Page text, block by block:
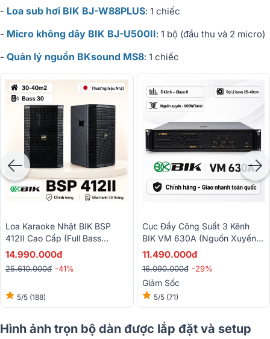
- Loa sub hơi BIK BJ-W88PLUS: 1 chiếc
- Micro không dây BIK BJ-U500II: 1 bộ (đầu thu và 2 micro)
- Quản lý nguồn BKsound MS8: 1 chiếc
Loa Karaoke Nhật BIK BSP
412II Cao Cấp (Full Bass
30cm)
14.990.000đ
25.610.000đ -41%
5/5 (188)
Cục Đẩy Công Suất 3 Kênh
BIK VM 630A (Nguồn Xuyến,
Class H)
11.490.000đ
16.090.000đ -29%
Giảm Sốc
5/5 (71)
Hình ảnh trọn bộ dàn được lắp đặt và setup